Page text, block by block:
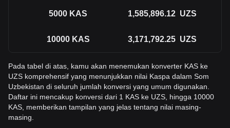
5000 KAS 1,585,896.12 UZS
10000 KAS 3,171,792.25 UZS
Pada tabel di atas, kamu akan menemukan konverter KAS ke
UZS komprehensif yang menunjukkan nilai Kaspa dalam Som
Uzbekistan di seluruh jumlah konversi yang umum digunakan.
Daftar ini mencakup konversi dari 1 KAS ke UZS, hingga 10000
KAS, memberikan tampilan yang jelas tentang nilai masing-
masing.